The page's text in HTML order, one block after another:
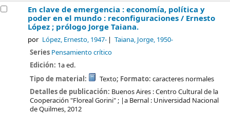
En clave de emergencia : economía, política y
poder en el mundo : reconfiguraciones / Ernesto
López ; prólogo Jorge Taiana.
por López, Ernesto, 1947- Taiana, Jorge, 1950-
Series Pensamiento crítico
Edición: 1a ed.
Tipo de material:
Texto; Formato: caracteres normales
Detalles de publicación: Buenos Aires :Centro Cultural de la
Cooperación "Floreal Gorini" ; |a Bernal : Universidad Nacional
de Quilmes,2012